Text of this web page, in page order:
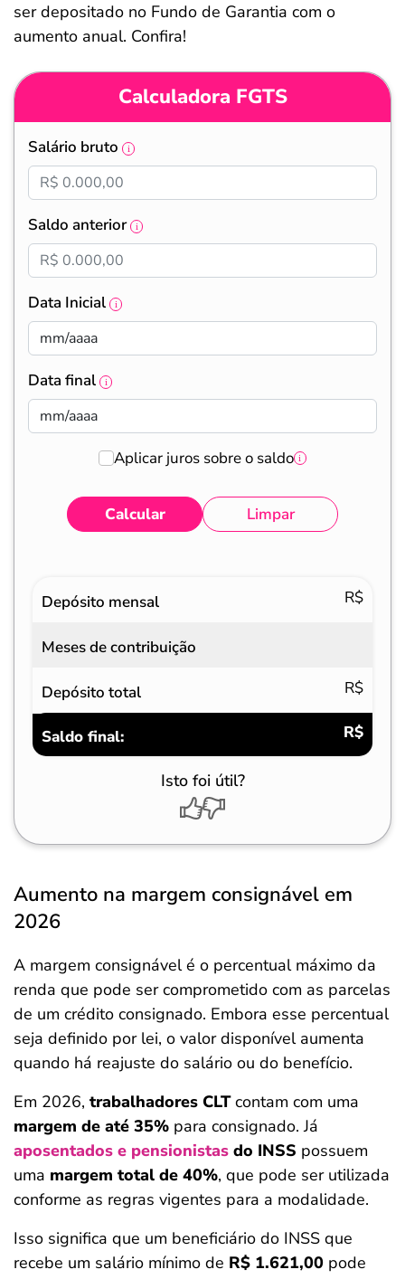
ser depositado no Fundo de Garantia com o
aumento anual. Confira!
Calculadora FGTS
Salário bruto
Saldo anterior
Data Inicial
Data final
Aplicar juros sobre o saldo
Calcular Limpar
Depósito mensal
R$
Meses de contribuição
Depósito total R$
Saldo final: R$
Isto foi útil?
Aumento na margem consignável em
2026
A margem consignável é o percentual máximo da
renda que pode ser comprometido com as parcelas
de um crédito consignado. Embora esse percentual
seja definido por lei, o valor disponível aumenta
quando há reajuste do salário ou do benefício.
Em 2026, trabalhadores CLTcontam com uma
margem de até 35% para consignado. Já
aposentados e pensionistas do INSS possuem
uma margem total de 40%, que pode ser utilizada
conforme as regras vigentes para a modalidade.
Isso significa que um beneficiário do INSS que
recebe um salário mínimo de R$ 1.621,00 pode